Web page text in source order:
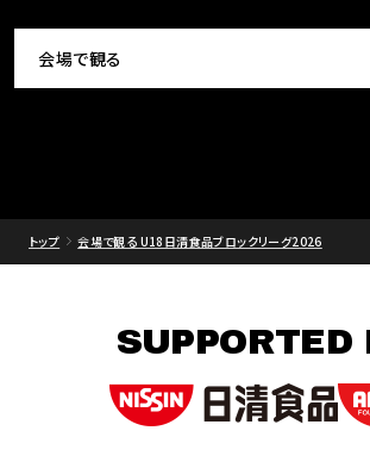
会場で観る
トップ 会場で観る U18日清食品ブロックリーグ2026
SUPPORTED